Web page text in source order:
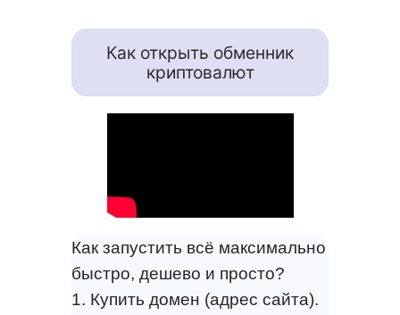
Как открыть обменник
криптовалют
Как запустить всё максимально
быстро, дешево и просто?
1. Купить домен (адрес сайта).